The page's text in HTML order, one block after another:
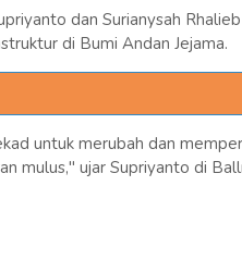
dan Surianysah
di Bumi Andan Jejama.
untuk merubah dan
mulus," ujar Supriyanto di